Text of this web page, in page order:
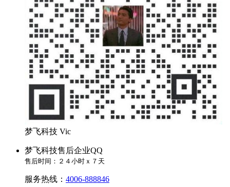
梦飞科技 Vic
梦飞科技售后企业QQ
售后时间：２４小时ｘ７天
服务热线： 4006-888846